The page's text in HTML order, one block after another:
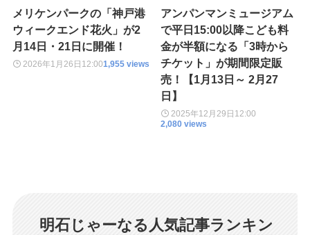
メリケンパークの「神戸港
ウィークエンド花火」が2
月14日・21日に開催！
2026年1月26日 12:001,955 views
アンパンマンミュージアム
で平日15:00以降こども料
金が半額になる「3時から
チケット」が期間限定販
売！【1月13日～ 2月27
日】
2025年12月29日 12:00
2,080 views
明石じゃーなる人気記事ランキン